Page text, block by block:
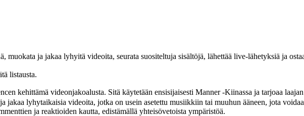
ja jakaa lyhyitä videoita, seurata suositeltuja sisältöjä, lähettää live‑lähetyksiä ja
listausta.
kehittämä videonjakoalusta. Sitä käytetään ensisijaisesti Manner -Kiinassa ja tarjoaa
lyhytaikaisia ​​videoita, jotka on usein asetettu musiikkiin tai muuhun ääneen, jota
ja reaktioiden kautta, edistämällä yhteisövetoista ympäristöä.